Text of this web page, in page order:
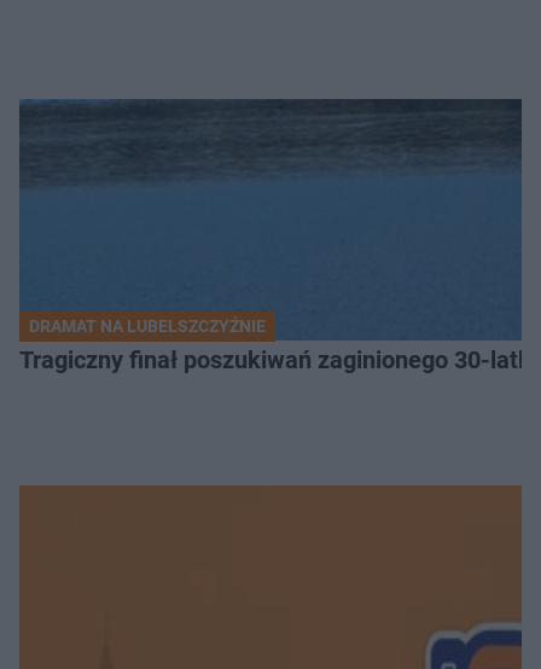
DRAMAT NA LUBELSZCZYŹNIE
Tragiczny finał poszukiwań zaginionego 30-